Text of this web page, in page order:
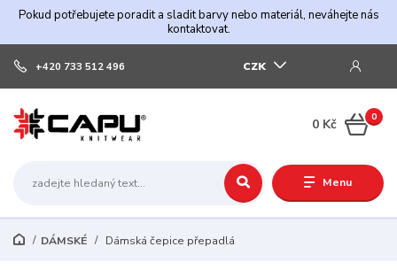
Pokud potřebujete poradit a sladit barvy nebo materiál, neváhejte nás
kontaktovat.
Menu
CZK
+420 733 512 496
0
0 Kč
DÁMSKÉ Dámská čepice přepadlá